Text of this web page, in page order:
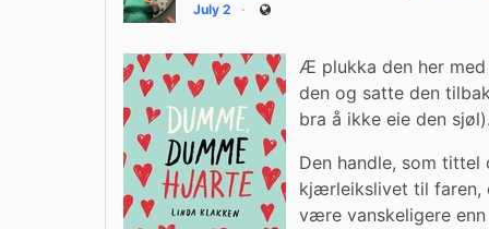
July 2 Public
Æ plukka den her
den og satte den
bra å ikke eie den
Den handle, som tittel
kjærleikslivet til faren,
være vanskeligere